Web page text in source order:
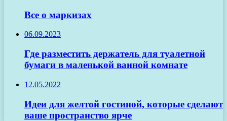
Все о маркизах
06.09.2023
Где разместить держатель для туалетной
бумаги в маленькой ванной комнате
12.05.2022
Идеи для желтой гостиной, которые сделают
ваше пространство ярче